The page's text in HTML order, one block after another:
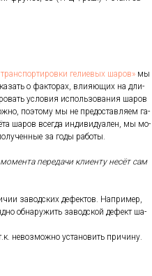
ге­ли­евых ша­ров» мы
о фак­то­рах, вли­яющих на дли­
ус­ло­вия ис­поль­зо­вания ша­ров
по­это­му мы не пре­дос­тавля­ем га­
ша­ров всег­да ин­ди­виду­ален, мы мо­
за го­ды ра­боты.
пе­реда­чи кли­ен­ту не­сёт сам
за­вод­ских де­фек­тов. Нап­ри­мер,
об­на­ружить за­вод­ской де­фект ша­
не­воз­можно ус­та­новить при­чину.